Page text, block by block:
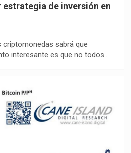
estrategia de inversión en
criptomonedas sabrá que
interesante es que no todos…